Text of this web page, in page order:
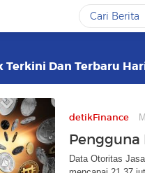
Dan Terbaru
detikFinance
Pengguna
Data Otoritas